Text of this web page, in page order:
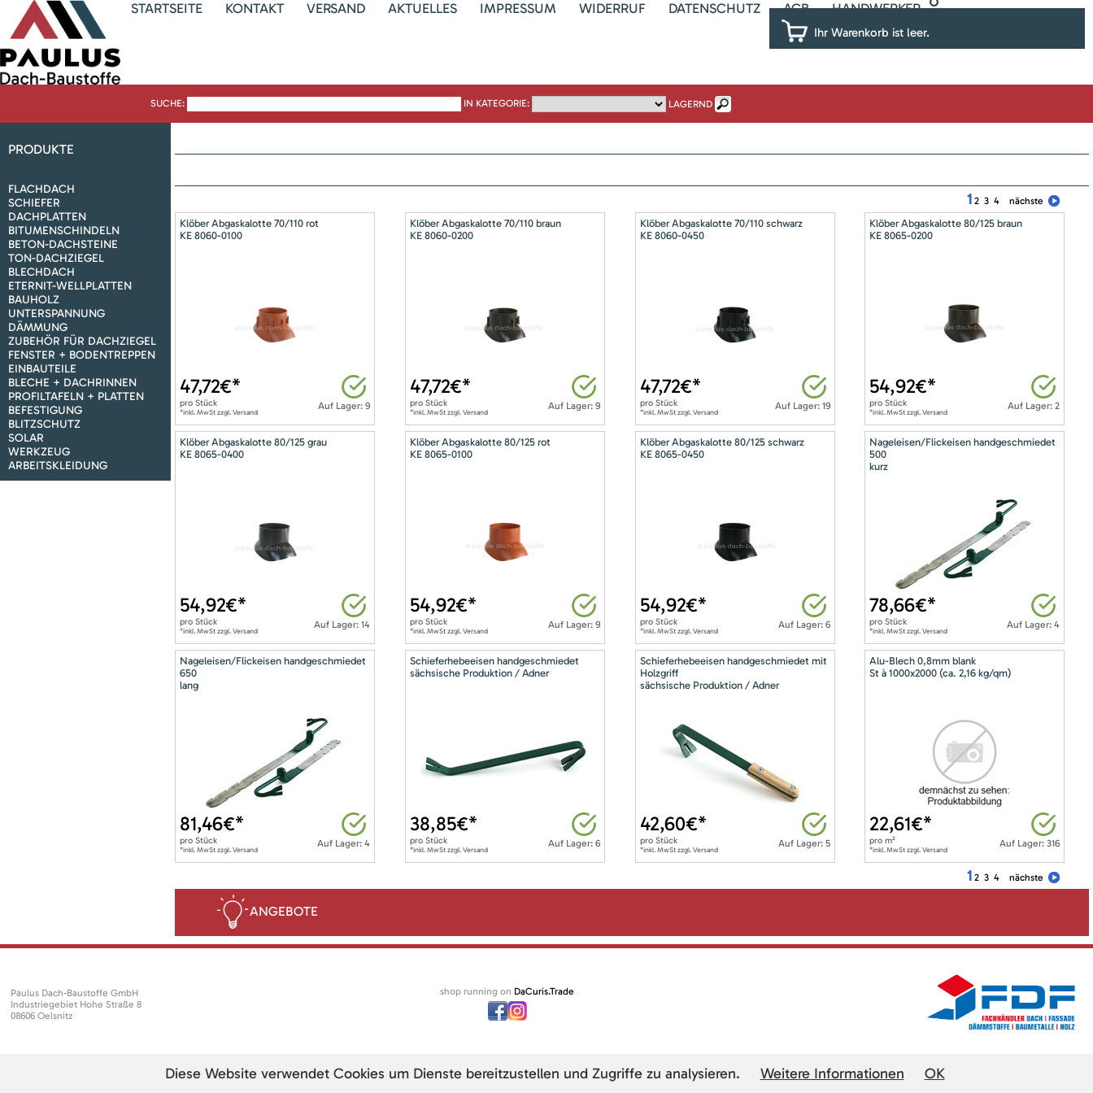
STARTSEITE KONTAKT VERSAND AKTUELLES IMPRESSUM WIDERRUF DATENSCHUTZ AGB HANDWERKER
Ihr Warenkorb ist leer.
SUCHE: IN KATEGORIE: LAGERND
PRODUKTE
FLACHDACH
SCHIEFER
DACHPLATTEN
BITUMENSCHINDELN
BETON-DACHSTEINE
TON-DACHZIEGEL
BLECHDACH
ETERNIT-WELLPLATTEN
BAUHOLZ
UNTERSPANNUNG
DÄMMUNG
ZUBEHÖR FÜR DACHZIEGEL
FENSTER + BODENTREPPEN
EINBAUTEILE
BLECHE + DACHRINNEN
PROFILTAFELN + PLATTEN
BEFESTIGUNG
BLITZSCHUTZ
SOLAR
WERKZEUG
ARBEITSKLEIDUNG
1 2 3 4 nächste
Klöber Abgaskalotte 70/110 rot
KE 8060-0100
Auf Lager: 9
47,72€*
pro Stück
*inkl. MwSt zzgl. Versand
Klöber Abgaskalotte 70/110 braun
KE 8060-0200
Auf Lager: 9
47,72€*
pro Stück
*inkl. MwSt zzgl. Versand
Klöber Abgaskalotte 70/110 schwarz
KE 8060-0450
Auf Lager: 19
47,72€*
pro Stück
*inkl. MwSt zzgl. Versand
Klöber Abgaskalotte 80/125 braun
KE 8065-0200
Auf Lager: 2
54,92€*
proStück
*inkl. MwSt zzgl. Versand
Klöber Abgaskalotte 80/125 grau
KE 8065-0400
Auf Lager: 14
54,92€*
pro Stück
*inkl. MwSt zzgl. Versand
Klöber Abgaskalotte 80/125 rot
KE 8065-0100
Auf Lager: 9
54,92€*
pro Stück
*inkl. MwSt zzgl. Versand
Klöber Abgaskalotte 80/125 schwarz
KE 8065-0450
Auf Lager: 6
54,92€*
pro Stück
*inkl. MwSt zzgl. Versand
Nageleisen/Flickeisen handgeschmiedet
500
kurz
Auf Lager: 4
78,66€*
proStück
*inkl. MwSt zzgl. Versand
Nageleisen/Flickeisen handgeschmiedet
650
lang
Auf Lager: 4
81,46€*
pro Stück
*inkl. MwSt zzgl. Versand
Schieferhebeeisen handgeschmiedet
sächsische Produktion / Adner
Auf Lager: 6
38,85€*
pro Stück
*inkl. MwSt zzgl. Versand
Schieferhebeeisen handgeschmiedet mit
Holzgriff
sächsische Produktion / Adner
Auf Lager: 5
42,60€*
pro Stück
*inkl. MwSt zzgl. Versand
Alu-Blech 0,8mm blank
St à 1000x2000 (ca. 2,16 kg/qm)
Auf Lager: 316
22,61€*
prom²
*inkl. MwSt zzgl. Versand
1 2 3 4 nächste
ANGEBOTE
Paulus Dach-Baustoffe GmbH
Industriegebiet Hohe Straße 8
08606 Oelsnitz
shop running on DaCuris.Trade
Diese Website verwendet Cookies um Dienste bereitzustellen und Zugriffe zu analysieren. Weitere Informationen OK